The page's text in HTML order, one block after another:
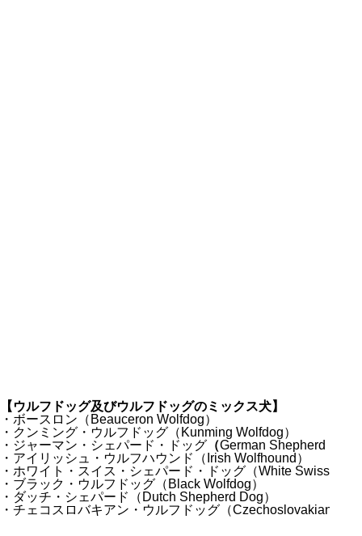
【ウルフドッグ及びウルフドッグのミックス犬】
・ボースロン（Beauceron Wolfdog）
・クンミング・ウルフドッグ（Kunming Wolfdog）
・ジャーマン・シェパード・ドッグ （German Shepherd Dog
・アイリッシュ・ウルフハウンド（Irish Wolfhound）
・ホワイト・スイス・シェパード・ドッグ（White Swiss
・ブラック・ウルフドッグ（Black Wolfdog）
・ダッチ・シェパード（Dutch Shepherd Dog）
・チェコスロバキアン・ウルフドッグ（Czechoslovakian